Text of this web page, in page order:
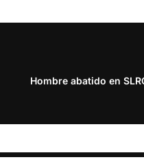
Hombre abatido en